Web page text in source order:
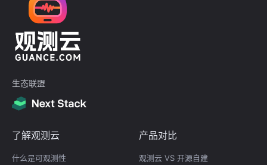
生态联盟
了解观测云
什么是可观测性
产品对比
观测云 VS 开源自建